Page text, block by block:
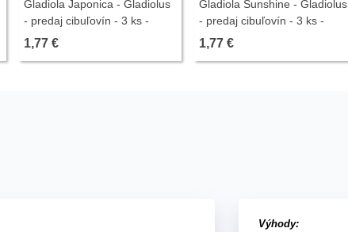
Gladiola Japonica - Gladiolus
- predaj cibuľovín - 3 ks -
ukončený
1,77 €
Gladiola Sunshine - Gladiolus
- predaj cibuľovín - 3 ks -
ukončený
1,77 €
Výhody: